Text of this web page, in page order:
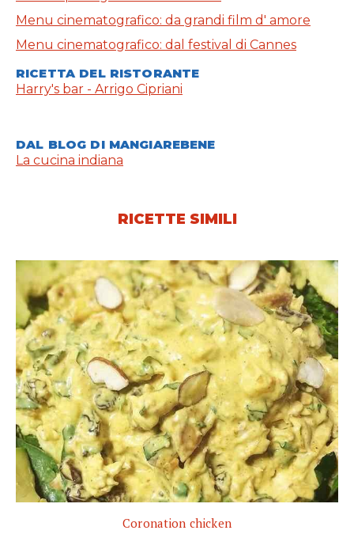
Menu cinematografico: da grandi film d' amore
Menu cinematografico: dal festival di Cannes
RICETTA DEL RISTORANTE
Harry's bar - Arrigo Cipriani
DAL BLOG DI MANGIAREBENE
La cucina indiana
RICETTE SIMILI
Coronation chicken